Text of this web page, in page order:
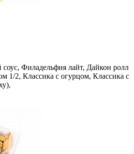
Филадельфия лайт, Дайкон ролл
1/2, Классика с огурцом, Классика с